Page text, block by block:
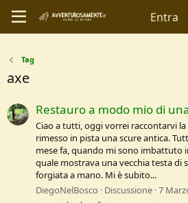
Entra
Tag
axe
Restauro a modo mio di
Ciao a tutti, oggi vorrei raccontarvi
rimesso in pista una scure antica.
mese fa, quando mi sono imbattuto
quale mostrava una vecchia testa di
forgiata a mano. Mi è subito...
DiegoNelBosco
Discussione 7